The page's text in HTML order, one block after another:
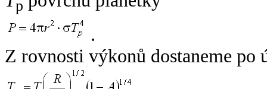
p
.
Z rovnosti výkonů dostaneme po